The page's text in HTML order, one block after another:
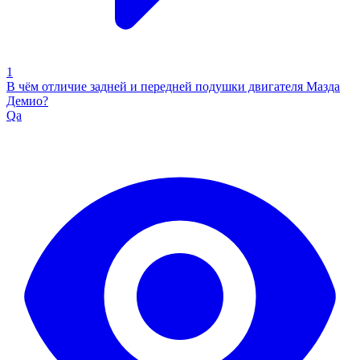
1
В чём отличие задней и передней подушки двигателя Мазда
Демио?
Qa